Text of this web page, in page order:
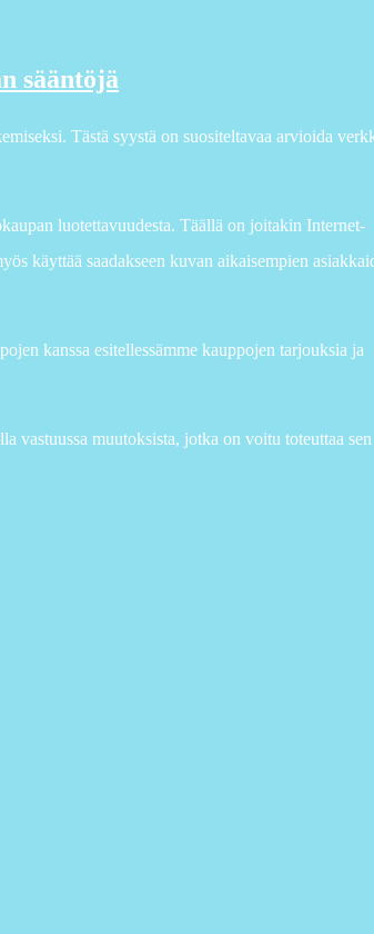
sääntöjä
Tästä syystä on suositeltavaa arvioida
luotettavuudesta. Täällä on joitakin Internet-
käyttää saadakseen kuvan aikaisempien
kanssa esitellessämme kauppojen tarjouksia ja
vastuussa muutoksista, jotka on voitu toteuttaa